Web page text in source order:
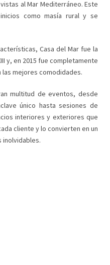
al Mar Mediterráneo. Este
como masía rural y se
Casa del Mar fue la
y, en 2015 fue completamente
mejores comodidades.
multitud de eventos, desde
único hasta sesiones de
interiores y exteriores que
cliente y lo convierten en un
inolvidables.